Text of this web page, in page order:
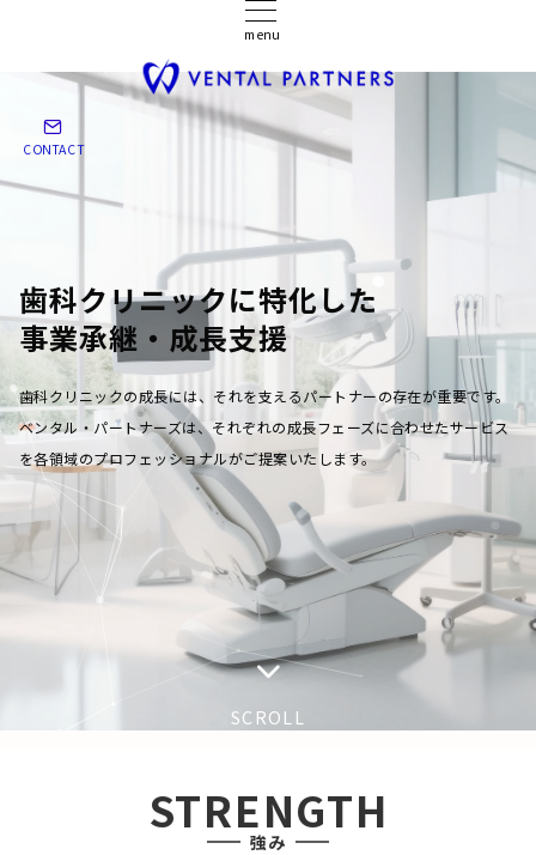
menu
CONTACT
歯科クリニックに特化した
事業承継・成長支援
歯科クリニックの成長には、それを支えるパートナーの存在が重要です。
ベンタル・パートナーズは、それぞれの成長フェーズに合わせたサービス
を各領域のプロフェッショナルがご提案いたします。
SCROLL
STRENGTH
強み